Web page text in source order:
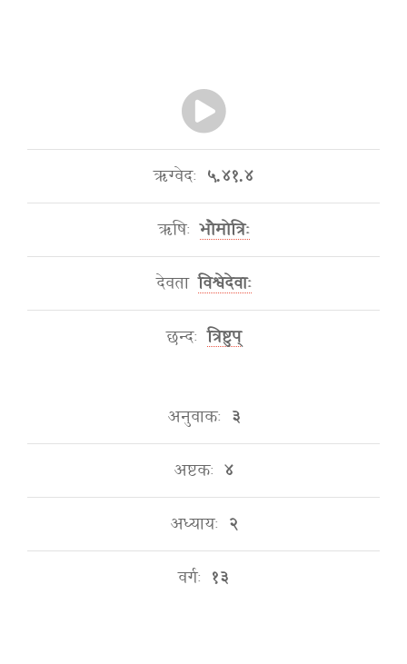
ऋग्वेदः ५.४१.४
ऋषिः भौमोत्रिः
देवता विश्वेदेवाः
छन्दः त्रिष्टुप्
अनुवाकः ३
अष्टकः ४
अध्यायः २
वर्गः १३